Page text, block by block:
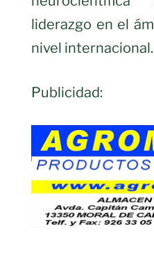
liderazgo en el
nivel internacional.
Publicidad: